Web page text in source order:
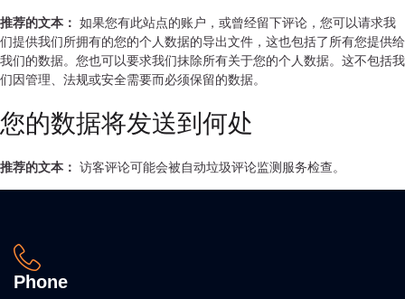
推荐的文本： 如果您有此站点的账户，或曾经留下评论，您可以请求我
们提供我们所拥有的您的个人数据的导出文件，这也包括了所有您提供给
我们的数据。您也可以要求我们抹除所有关于您的个人数据。这不包括我
们因管理、法规或安全需要而必须保留的数据。
您的数据将发送到何处
推荐的文本： 访客评论可能会被自动垃圾评论监测服务检查。
Phone